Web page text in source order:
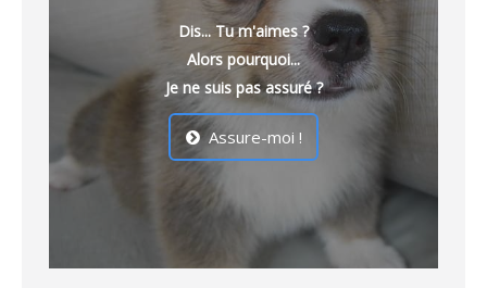
Dis... Tu m'aimes ?
Alors pourquoi...
Je ne suis pas assuré ?
Assure-moi !